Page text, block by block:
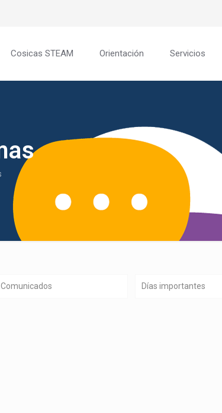
Cosicas STEAM Orientación Servicios
Comunicados Días importantes